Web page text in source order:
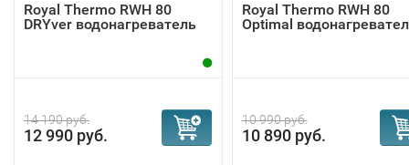
Royal Thermo RWH 80
DRYver водонагреватель
14 190 руб.
12 990 руб.
Royal Thermo RWH 80
Optimal
10 990 руб.
10 890 руб.